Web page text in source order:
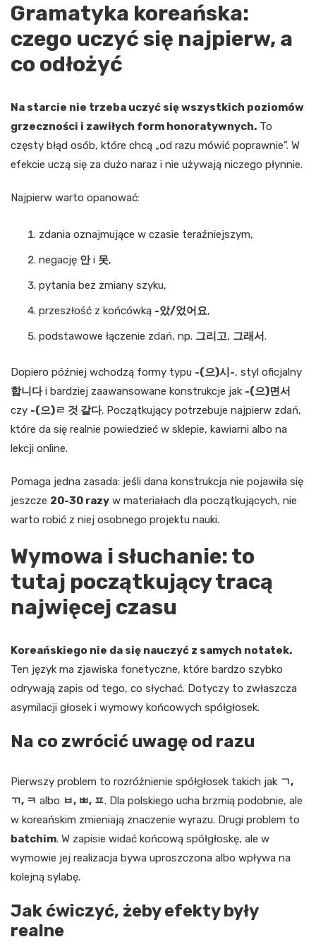
Gramatyka koreańska:
czego uczyć się najpierw, a
co odłożyć
Na starcie nie trzeba uczyć się wszystkich poziomów
grzeczności i zawiłych form honoratywnych. To
częsty błąd osób, które chcą „od razu mówić poprawnie”. W
efekcie uczą się za dużo naraz i nie używają niczego płynnie.
Najpierw warto opanować:
zdania oznajmujące w czasie teraźniejszym,
negację 안i 못,
pytania bez zmiany szyku,
przeszłość z końcówką -았/었어요,
podstawowe łączenie zdań, np. 그리고, 그래서.
Dopiero później wchodzą formy typu -(으)시-, styl oficjalny
합니다i bardziej zaawansowane konstrukcje jak -(으)면서
czy -(으)ㄹ 것 같다. Początkujący potrzebuje najpierw zdań,
które da się realnie powiedzieć w sklepie, kawiarni albo na
lekcji online.
Pomaga jedna zasada: jeśli dana konstrukcja nie pojawiła się
jeszcze 20-30 razy w materiałach dla początkujących, nie
warto robić z niej osobnego projektu nauki.
Wymowa i słuchanie: to
tutaj początkujący tracą
najwięcej czasu
Koreańskiego nie da się nauczyć z samych notatek.
Ten język ma zjawiska fonetyczne, które bardzo szybko
odrywają zapis od tego, co słychać. Dotyczy to zwłaszcza
asymilacji głosek i wymowy końcowych spółgłosek.
Na co zwrócić uwagę od razu
Pierwszy problem to rozróżnienie spółgłosek takich jak ㄱ,
ㄲ, ㅋ albo ㅂ, ㅃ, ㅍ. Dla polskiego ucha brzmią podobnie, ale
w koreańskim zmieniają znaczenie wyrazu. Drugi problem to
batchim. W zapisie widać końcową spółgłoskę, ale w
wymowie jej realizacja bywa uproszczona albo wpływa na
kolejną sylabę.
Jak ćwiczyć, żeby efekty były
realne